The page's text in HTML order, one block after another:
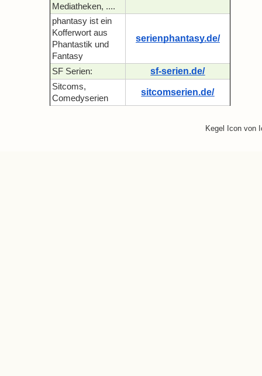
Mediatheken, ....
phantasy ist ein
Kofferwort aus
Phantastik und
Fantasy
serienphantasy.de/
SF Serien: sf-serien.de/
Sitcoms,
Comedyserien
sitcomserien.de/
Kegel Icon von